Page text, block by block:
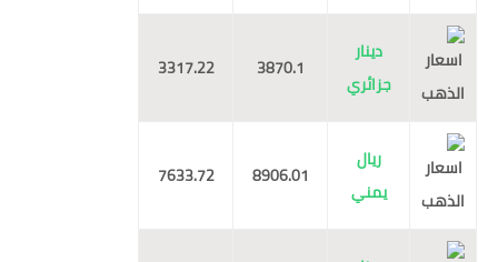
دينار
جزائري
3870.1
3317.22
ريال
يمني
8906.01
7633.72